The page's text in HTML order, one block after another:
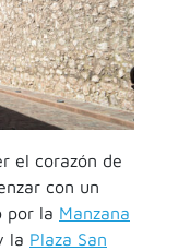
el corazón de
con un
por la Manzana
la Plaza San